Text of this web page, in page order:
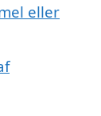
eller